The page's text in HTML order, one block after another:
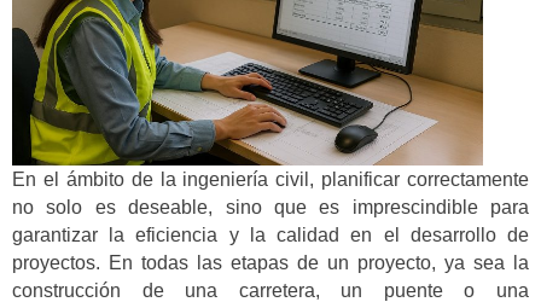
En el ámbito de la ingeniería civil, planificar correctamente
no solo es deseable, sino que es imprescindible para
garantizar la eficiencia y la calidad en el desarrollo de
proyectos. En todas las etapas de un proyecto, ya sea la
construcción de una carretera, un puente o una